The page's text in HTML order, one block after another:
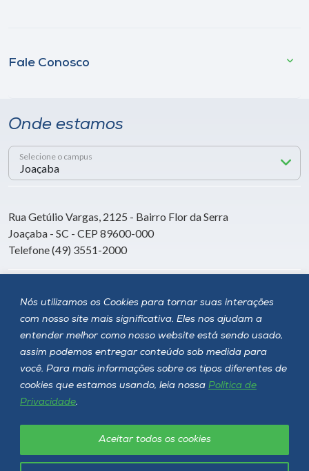
Nós utilizamos os Cookies para tornar suas interações
com nosso site mais significativa. Eles nos ajudam a
entender melhor como nosso website está sendo usado,
assim podemos entregar conteúdo sob medida para
você. Para mais informações sobre os tipos diferentes de
cookies que estamos usando, leia nossa Política de
Privacidade.
Aceitar todos os cookies
Fale Conosco
Onde estamos
Selecione o campus
Rua Getúlio Vargas, 2125 - Bairro Flor da Serra
Joaçaba - SC - CEP 89600-000
Telefone (49) 3551-2000
Siga a Unoesc
Política de privacidade LGPD